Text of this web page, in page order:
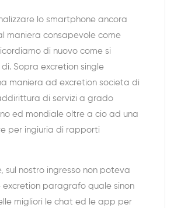
lo smartphone ancora
maniera consapevole come
di nuovo come si
Sopra excretion single
maniera ad excretion societa di
di servizi a grado
ed mondiale oltre a cio ad una
per ingiuria di rapporti
sul nostro ingresso non poteva
excretion paragrafo quale sinon
migliori le chat ed le app per